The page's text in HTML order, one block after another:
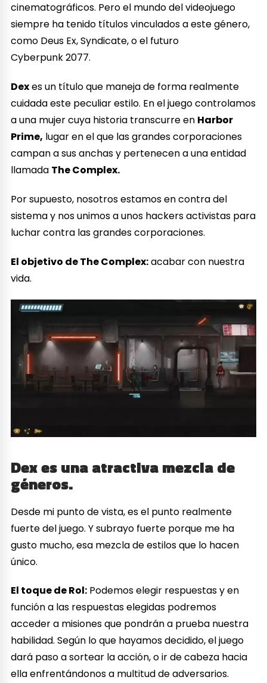
cinematográficos. Pero el mundo del videojuego
siempre ha tenido títulos vinculados a este género,
como Deus Ex, Syndicate, o el futuro
Cyberpunk 2077.
Dexes un título que maneja de forma realmente
cuidada este peculiar estilo. En el juego controlamos
a una mujer cuya historia transcurre en Harbor
Prime, lugar en el que las grandes corporaciones
campan a sus anchas y pertenecen a una entidad
llamada The Complex.
Por supuesto, nosotros estamos en contra del
sistema y nos unimos a unos hackers activistas para
luchar contra las grandes corporaciones.
El objetivo de The Complex:acabar con nuestra
vida.
Dex es una atractiva mezcla de
géneros.
Desde mi punto de vista, es el punto realmente
fuerte del juego. Y subrayo fuerte porque me ha
gusto mucho, esa mezcla de estilos que lo hacen
único.
El toque de Rol: Podemos elegir respuestas y en
función a las respuestas elegidas podremos
acceder a misiones que pondrán a prueba nuestra
habilidad. Según lo que hayamos decidido, el juego
dará paso a sortear la acción, o ir de cabeza hacia
ella enfrentándonos a multitud de adversarios.